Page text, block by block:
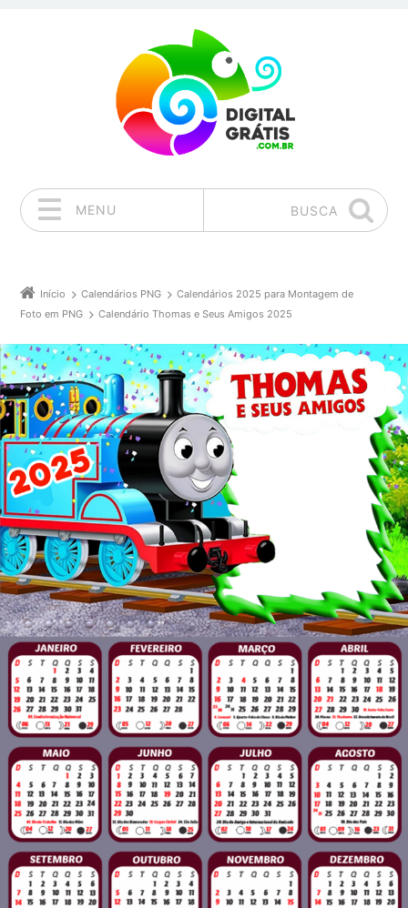
MENU BUSCA
Início Calendários PNG
Calendários 2025 para Montagem de
Foto em PNG
Calendário Thomas e Seus Amigos 2025